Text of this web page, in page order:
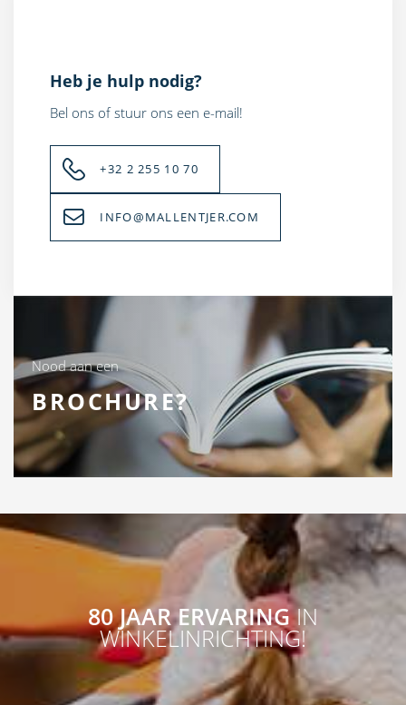
Heb je hulp nodig?
Bel ons of stuur ons een e-mail!
+32 2 255 10 70
INFO@MALLENTJER.COM
Nood aan een
BROCHURE?
80 JAAR ERVARINGIN
WINKELINRICHTING!